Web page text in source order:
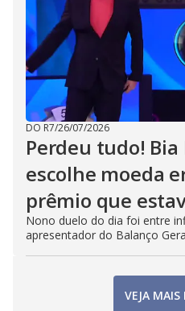
DO R7/26/07/2026
Perdeu tudo!
escolhe moeda
prêmio que
Nono duelo do dia foi entre
apresentador do Balanço
VEJA